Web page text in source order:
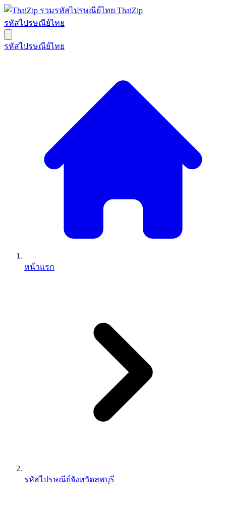
ThaiZip
รหัสไปรษณีย์ไทย
รหัสไปรษณีย์ไทย
หน้าแรก
รหัสไปรษณีย์จังหวัดลพบุรี